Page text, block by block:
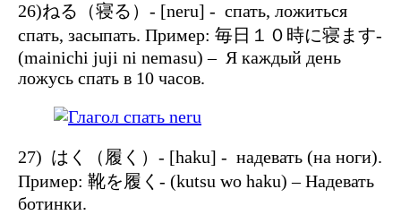
26)ねる（寝る）- [neru] - спать, ложиться
спать, засыпать. Пример: 毎日１０時に寝ます-
(mainichi juji ni nemasu) – Я каждый день
ложусь спать в 10 часов.
27) はく（履く）- [haku] - надевать (на ноги).
Пример: 靴を履く- (kutsu wo haku) – Надевать
ботинки.